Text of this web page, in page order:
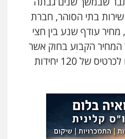
שירות בתי הסוהר, חברת
עודף שנע בין חצי
הקבוע בחוק אשר
שעומד על 56 שקלים לכרטיס של 120 יחידות